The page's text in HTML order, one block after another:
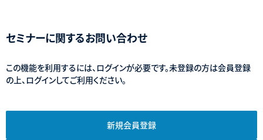
セミナーに関するお問い合わせ
この機能を利用するには、ログインが必要です。未登録の方は会員登録
の上、ログインしてご利用ください。
新規会員登録